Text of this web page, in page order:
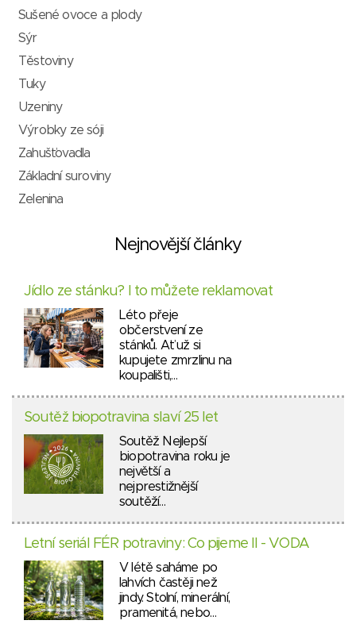
Sušené ovoce a plody
Sýr
Těstoviny
Tuky
Uzeniny
Výrobky ze sóji
Zahušťovadla
Základní suroviny
Zelenina
Nejnovější články
Jídlo ze stánku? I to můžete reklamovat
Léto přeje
občerstvení ze
stánků. Ať už si
kupujete zmrzlinu na
koupališti,…
Soutěž biopotravina slaví 25 let
Soutěž Nejlepší
biopotravina roku je
největší a
nejprestižnější
soutěží…
Letní seriál FÉR potraviny: Co pijeme II - VODA
V létě saháme po
lahvích častěji než
jindy. Stolní, minerální,
pramenitá, nebo…